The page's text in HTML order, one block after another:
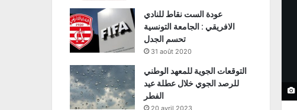
عودة الست نقاط للنادي
الافريقي : الجامعة التونسية
تحسم الجدل
31 août 2020
التوقعات الجوية للمعهد الوطني
للرصد الجوي خلال عطلة عيد
الفطر
20 avril 2023